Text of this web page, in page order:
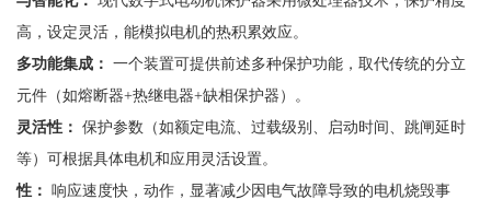
高，设定灵活，能模拟电机的热积累效应。
多功能集成： 一个装置可提供前述多种保护功能，取代传统的分立
元件（如熔断器+热继电器+缺相保护器）。
灵活性： 保护参数（如额定电流、过载级别、启动时间、跳闸延时
等）可根据具体电机和应用灵活设置。
性： 响应速度快，动作，显著减少因电气故障导致的电机烧毁事